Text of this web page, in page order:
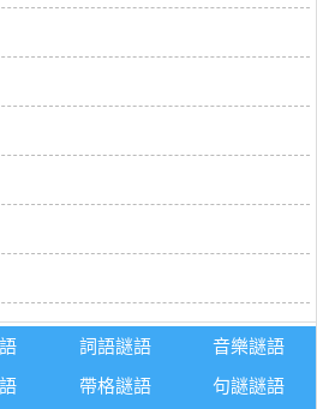
詞語謎語
音樂謎語
帶格謎語 句謎謎語